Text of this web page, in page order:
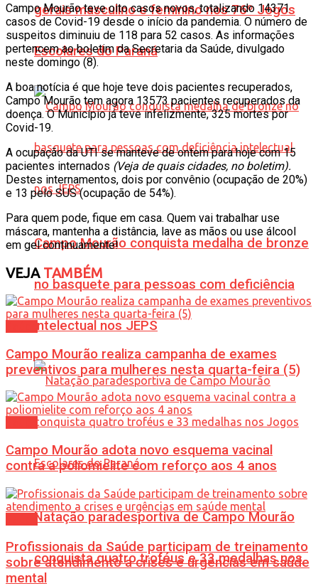
gerais masculino e feminino nos 76º Jogos
Escolares do Paraná
Campo Mourão conquista medalha de bronze
no basquete para pessoas com deficiência
intelectual nos JEPS
Natação paradesportiva de Campo Mourão
conquista quatro troféus e 33 medalhas nos
Campo Mourão teve oito casos novos, totalizando 14371
casos de Covid-19 desde o início da pandemia. O número de
suspeitos diminuiu de 118 para 52 casos. As informações
pertencem ao boletim da Secretaria da Saúde, divulgado
neste domingo (8).
A boa notícia é que hoje teve dois pacientes recuperados,
Campo Mourão tem agora 13573 pacientes recuperados da
doença. O Município já teve infelizmente, 325 mortes por
Covid-19.
A ocupação da UTI se manteve de ontem para hoje com 15
pacientes internados (Veja de quais cidades, no boletim).
Destes internamentos, dois por convênio (ocupação de 20%)
e 13 pelo SUS (ocupação de 54%).
Para quem pode, fique em casa. Quem vai trabalhar use
máscara, mantenha a distância, lave as mãos ou use álcool
em gel continuamente!
VEJATAMBÉM
Campo Mourão realiza campanha de exames
preventivos para mulheres nesta quarta-feira (5)
Campo Mourão adota novo esquema vacinal
contra a poliomielite com reforço aos 4 anos
Profissionais da Saúde participam de treinamento
sobre atendimento a crises e urgências em saúde
mental